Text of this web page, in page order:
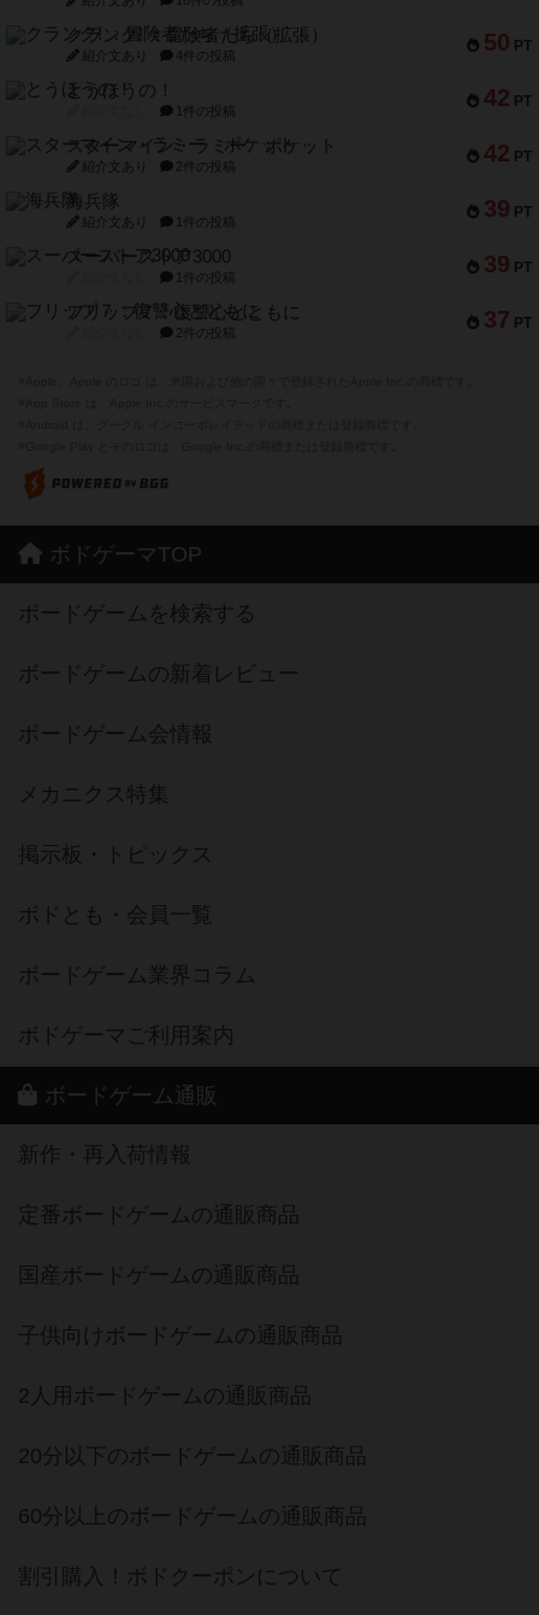
50 PT
クランク! ：冒険者たち（拡張）
紹介文あり 4件の投稿
42 PT
とうほうの！
1件の投稿
42 PT
スターマイン・ラミー ポケット
紹介文あり 2件の投稿
39 PT
海兵隊
紹介文あり 1件の投稿
39 PT
スーパーストア3000
1件の投稿
37 PT
フリップ７：復讐心とともに
2件の投稿
ボドゲーマTOP
ボードゲームを検索する
ボードゲームの新着レビュー
ボードゲーム会情報
メカニクス特集
掲示板・トピックス
ボドとも・会員一覧
ボードゲーム業界コラム
ボドゲーマご利用案内
ボードゲーム通販
新作・再入荷情報
定番ボードゲームの通販商品
国産ボードゲームの通販商品
子供向けボードゲームの通販商品
2人用ボードゲームの通販商品
20分以下のボードゲームの通販商品
60分以上のボードゲームの通販商品
割引購入！ボドクーポンについて